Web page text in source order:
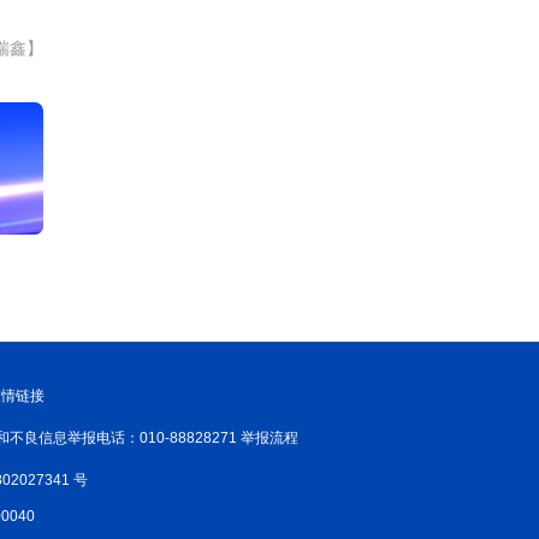
】
链接
不良信息举报电话：010-88828271 举报流程
号